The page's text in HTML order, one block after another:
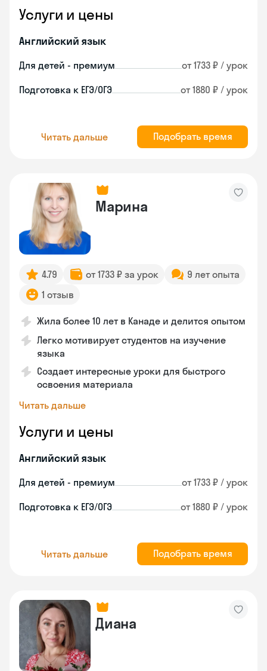
Услуги и цены
Английский язык
Для детей - премиум от 1733 ₽ / урок
Подготовка к ЕГЭ/ОГЭ от 1880 ₽ / урок
Читать дальше Подобрать время
Марина
4.79 от 1733 ₽ за урок
9 лет опыта
1 отзыв
Жила более 10 лет в Канаде и делится опытом
Легко мотивирует студентов на изучение
языка
Создает интересные уроки для быстрого
освоения материала
Читать дальше
Услуги и цены
Английский язык
Для детей - премиум от 1733 ₽ / урок
Подготовка к ЕГЭ/ОГЭ от 1880 ₽ / урок
Читать дальше Подобрать время
Диана